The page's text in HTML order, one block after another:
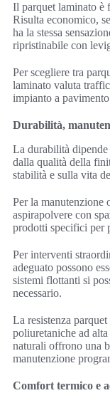
Il parquet laminato è
Risulta economico,
ha la stessa
ripristinabile con
Per scegliere tra
laminato valuta
impianto a
Durabilità,
La durabilità dipende
dalla qualità della
stabilità e sulla vita
Per la manutenzione
aspirapolvere con
prodotti specifici per
Per interventi
adeguato possono
sistemi flottanti si
necessario.
La resistenza
poliuretaniche ad
naturali offrono una
manutenzione
Comfort termico e